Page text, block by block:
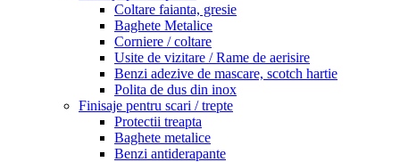
Coltare faianta, gresie
Baghete Metalice
Corniere / coltare
Usite de vizitare / Rame de aerisire
Benzi adezive de mascare, scotch hartie
Polita de dus din inox
Finisaje pentru scari / trepte
Protectii treapta
Baghete metalice
Benzi antiderapante